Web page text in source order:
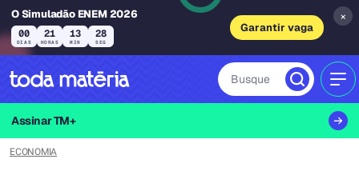
O Simuladão ENEM 2026
00
DIAS
21
HORAS
13
MIN
27
SEG
Garantir vaga
×
Busque
Assinar TM+
ECONOMIA